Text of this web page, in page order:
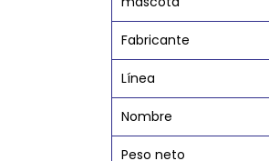
Fabricante
Línea
Nombre
Peso neto